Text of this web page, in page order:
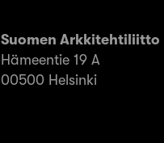
Suomen Arkkitehtiliitto
Hämeentie 19 A
00500 Helsinki